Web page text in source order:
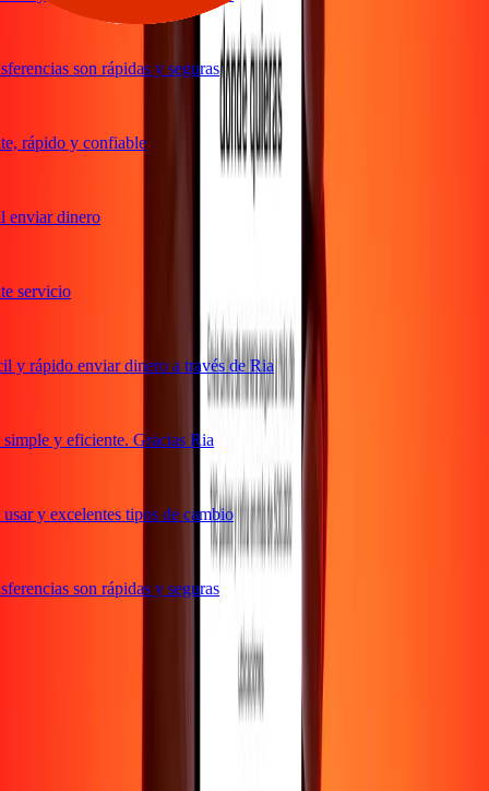
son rápidas y seguras
rápido y confiable
dinero
servicio
rápido enviar dinero a través de Ria
y eficiente. Gracias Ria
y excelentes tipos de cambio
son rápidas y seguras